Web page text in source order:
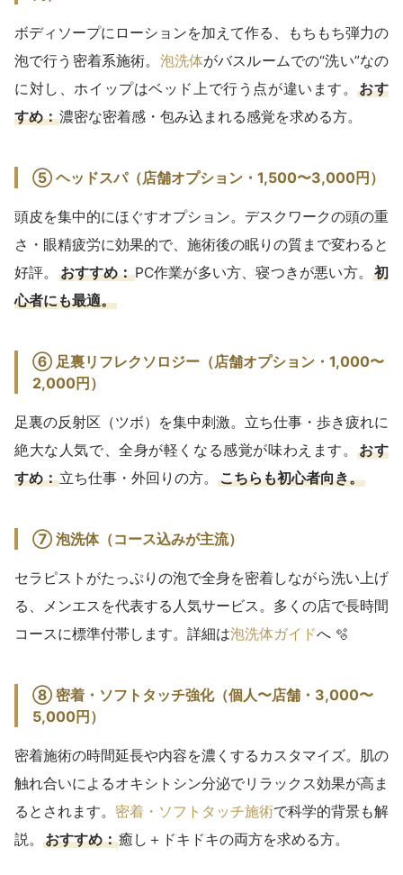
ボディソープにローションを加えて作る、もちもち弾力の
泡で行う密着系施術。 泡洗体がバスルームでの“洗い”なの
に対し、ホイップはベッド上で行う点が違います。おす
すめ：濃密な密着感・包み込まれる感覚を求める方。
⑤ ヘッドスパ（店舗オプション・1,500〜3,000円）
頭皮を集中的にほぐすオプション。デスクワークの頭の重
さ・眼精疲労に効果的で、施術後の眠りの質まで変わると
好評。
おすすめ：PC作業が多い方、寝つきが悪い方。初
心者にも最適。
⑥ 足裏リフレクソロジー（店舗オプション・1,000〜
2,000円）
足裏の反射区（ツボ）を集中刺激。立ち仕事・歩き疲れに
絶大な人気で、全身が軽くなる感覚が味わえます。おす
すめ：立ち仕事・外回りの方。 こちらも初心者向き。
⑦ 泡洗体（コース込みが主流）
セラピストがたっぷりの泡で全身を密着しながら洗い上げ
る、メンエスを代表する人気サービス。多くの店で長時間
コースに標準付帯します。詳細は泡洗体ガイドへ 🫧
⑧ 密着・ソフトタッチ強化（個人〜店舗・3,000〜
5,000円）
密着施術の時間延長や内容を濃くするカスタマイズ。肌の
触れ合いによるオキシトシン分泌でリラックス効果が高ま
るとされます。 密着・ソフトタッチ施術で科学的背景も解
説。
おすすめ：癒し＋ドキドキの両方を求める方。